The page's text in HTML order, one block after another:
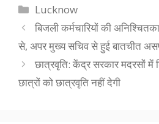
Categories
Lucknow
बिजली कर्मचारियों की
से, अपर मुख्य सचिव से हुई बातचीत
छात्रवृति: केंद्र सरकार मदरसों में
छात्रों को छात्रवृति नहीं देगी